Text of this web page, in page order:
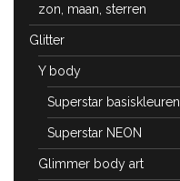
zon, maan, sterren
Glitter
Y body
Superstar basiskleuren
Superstar NEON
Glimmer body art